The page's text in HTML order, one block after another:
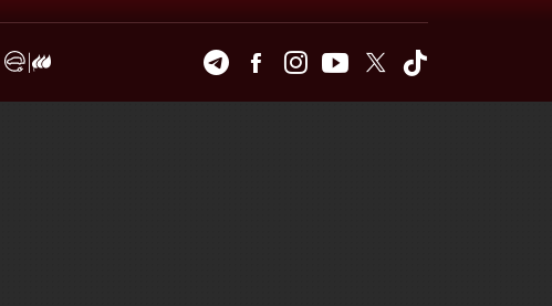
TelegramFacebookInstagramYoutubeTwitter